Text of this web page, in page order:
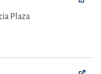
Plaza